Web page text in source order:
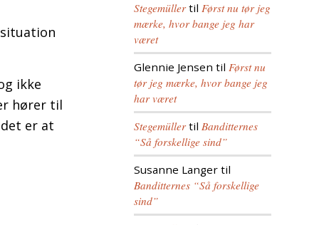
ikke
hører til
er at
Stegemüllertil Først nu tør jeg
mærke, hvor bange jeg har
været
Glennie Jensen til Først nu
tør jeg mærke, hvor bange jeg
har været
Stegemüllertil Banditternes
“Så forskellige sind”
Susanne Langer til
Banditternes “Så forskellige
sind”